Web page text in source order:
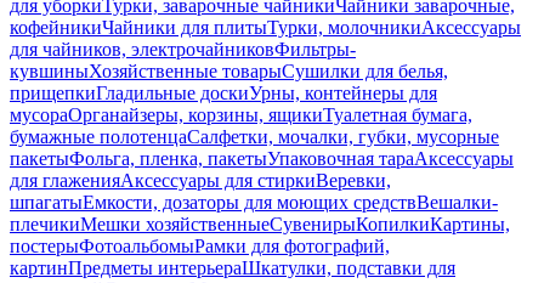
для уборкиТурки, заварочные чайникиЧайники заварочные,
кофейникиЧайники для плитыТурки, молочникиАксессуары
для чайников, электрочайниковФильтры-
кувшиныХозяйственные товарыСушилки для белья,
прищепкиГладильные доскиУрны, контейнеры для
мусораОрганайзеры, корзины, ящикиТуалетная бумага,
бумажные полотенцаСалфетки, мочалки, губки, мусорные
пакетыФольга, пленка, пакетыУпаковочная тараАксессуары
для глаженияАксессуары для стиркиВеревки,
шпагатыЕмкости, дозаторы для моющих средствВешалки-
плечикиМешки хозяйственныеСувенирыКопилкиКартины,
постерыФотоальбомыРамки для фотографий,
картинПредметы интерьераШкатулки, подставки для